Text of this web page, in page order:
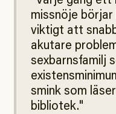
missnöje
viktigt att
akutare
sexbarnsfamilj
smink som
bibliotek.